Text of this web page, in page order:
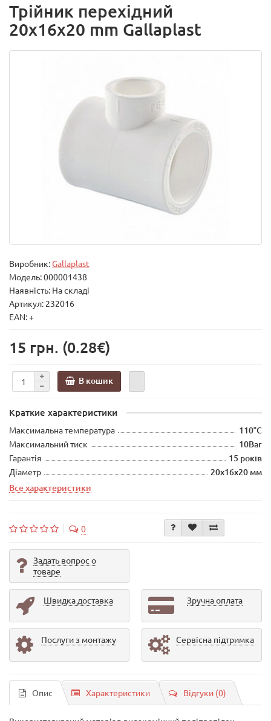
Трійник перехідний
20х16х20 mm Gallaplast
Виробник:Gallaplast
Модель:000001438
Наявність: На складі
Артикул: 232016
EAN: +
15 грн. (0.28€)
В кошик
Краткие характеристики
Максимальна температура 110°С
Максимальний тиск 10Bar
Гарантія 15 років
Діаметр
20х16х20 мм
Все характеристики
0
Задать вопрос о
товаре
Швидка доставка Зручна оплата
Послуги з монтажу Сервісна підтримка
Опис Характеристики Відгуки (0)